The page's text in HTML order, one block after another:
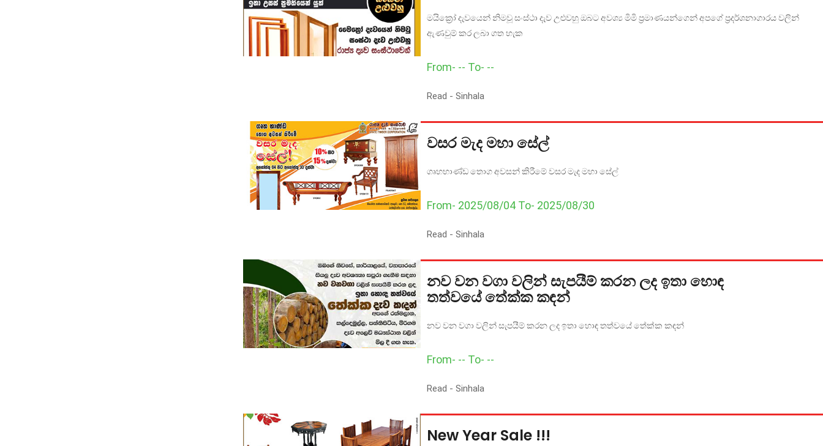
මයික්‍රෝ දැවයෙන් නිමවූ සංස්ථා දැව උළුවහු ඔබට අවශ්‍ය මිමි ප්‍රමාණයන්ගෙන් අපගේ ප්‍රදර්ශනාගාරය වලින්
ඇණවුම් කර ලබා ගත හැක
From- -- To- --
Read - Sinhala
වසර මැද මහා සේල්
ගෘහභාණ්ඩ තොග අවසන් කිරීමේ වසර මැද මහා සේල්
From- 2025/08/04 To- 2025/08/30
Read - Sinhala
නව වන වගා වලින් සැපයීම් කරන ලද ඉතා හොඳ
තත්වයේ තේක්ක කඳන්
නව වන වගා වලින් සැපයීම් කරන ලද ඉතා හොඳ තත්වයේ තේක්ක කඳන්
From- -- To- --
Read - Sinhala
New Year Sale !!!